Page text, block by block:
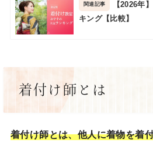
【2026年
キング【比較】
着付け師とは
着付け師とは、他人に着物を着